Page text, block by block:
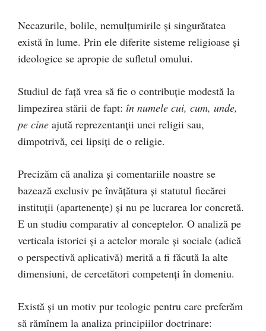
Necazurile, bolile, nemulţumirile şi singurătatea
există în lume. Prin ele diferite sisteme religioase şi
ideologice se apropie de sufletul omului.
Studiul de faţă vrea să fie o contribuţie modestă la
limpezirea stării de fapt: în numele cui, cum, unde,
pe cine ajută reprezentanţii unei religii sau,
dimpotrivă, cei lipsiţi de o religie.
Precizăm că analiza şi comentariile noastre se
bazează exclusiv pe învăţătura şi statutul fiecărei
instituţii (apartenenţe) şi nu pe lucrarea lor concretă.
E un studiu comparativ al conceptelor. O analiză pe
verticala istoriei şi a actelor morale şi sociale (adică
o perspectivă aplicativă) merită a fi făcută la alte
dimensiuni, de cercetători competenţi în domeniu.
Există şi un motiv pur teologic pentru care preferăm
să rămînem la analiza principiilor doctrinare: